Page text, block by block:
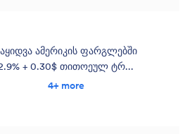
ამერიკის ფარგლებში
+ 0.30$ თითოეულ ტრ...
4+ more